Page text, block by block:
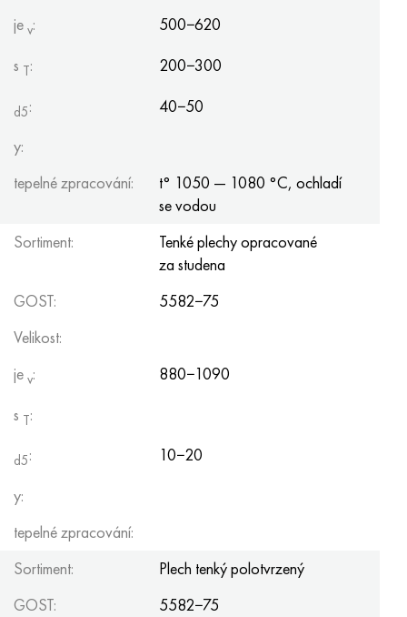
je v:
500−620
s T: 200−300
d5:
40−50
y:
tepelné zpracování:
t° 1050 — 1080 °C, ochladí
se vodou
Sortiment:
Tenké plechy opracované
za studena
GOST:
5582−75
Velikost:
je v:
880−1090
s T:
d5:
10−20
y:
tepelné zpracování:
Sortiment:
Plech tenký polotvrzený
GOST:
5582−75